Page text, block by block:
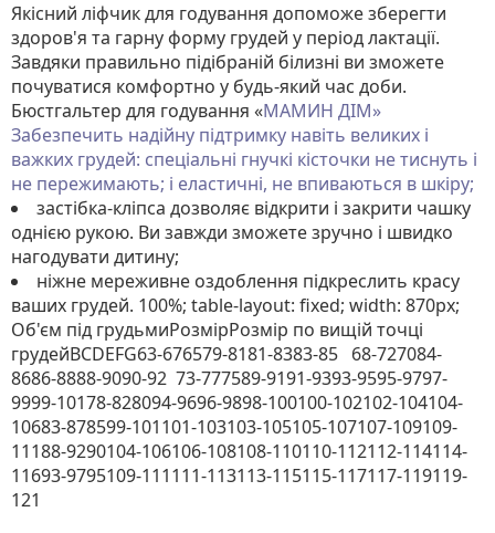
Якісний ліфчик для годування допоможе зберегти
здоров'я та гарну форму грудей у ​​період лактації.
Завдяки правильно підібраній білизні ви зможете
почуватися комфортно у будь-який час доби.
Бюстгальтер для годування «МАМИН ДІМ»
Забезпечить надійну підтримку навіть великих і
важких грудей: спеціальні гнучкі кісточки не тиснуть і
не пережимають; і еластичні, не впиваються в шкіру;
застібка-кліпса дозволяє відкрити і закрити чашку
однією рукою. Ви завжди зможете зручно і швидко
нагодувати дитину;
ніжне мереживне оздоблення підкреслить красу
ваших грудей. 100%; table-layout: fixed; width: 870px;
Об'єм під грудьмиРозмірРозмір по вищій точці
грудейBCDEFG63-676579-8181-8383-85 68-727084-
8686-8888-9090-92 73-777589-9191-9393-9595-9797-
9999-10178-828094-9696-9898-100100-102102-104104-
10683-878599-101101-103103-105105-107107-109109-
11188-9290104-106106-108108-110110-112112-114114-
11693-9795109-111111-113113-115115-117117-119119-
121